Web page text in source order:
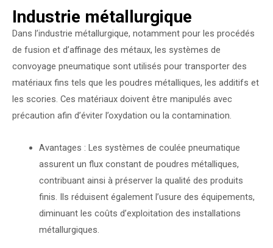
Industrie métallurgique
Dans l’industrie métallurgique, notamment pour les procédés
de fusion et d’affinage des métaux, les systèmes de
convoyage pneumatique sont utilisés pour transporter des
matériaux fins tels que les poudres métalliques, les additifs et
les scories. Ces matériaux doivent être manipulés avec
précaution afin d’éviter l’oxydation ou la contamination.
Avantages : Les systèmes de coulée pneumatique
assurent un flux constant de poudres métalliques,
contribuant ainsi à préserver la qualité des produits
finis. Ils réduisent également l’usure des équipements,
diminuant les coûts d’exploitation des installations
métallurgiques.